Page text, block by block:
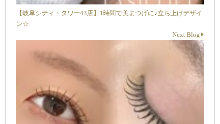
【岐阜シティ・タワー43店】1時間で美まつげに♪立ち上げデザイ
ン☆
Next Blog